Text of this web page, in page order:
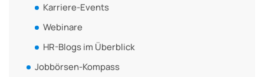
Karriere-Events
Webinare
HR-Blogs im Überblick
Jobbörsen-Kompass